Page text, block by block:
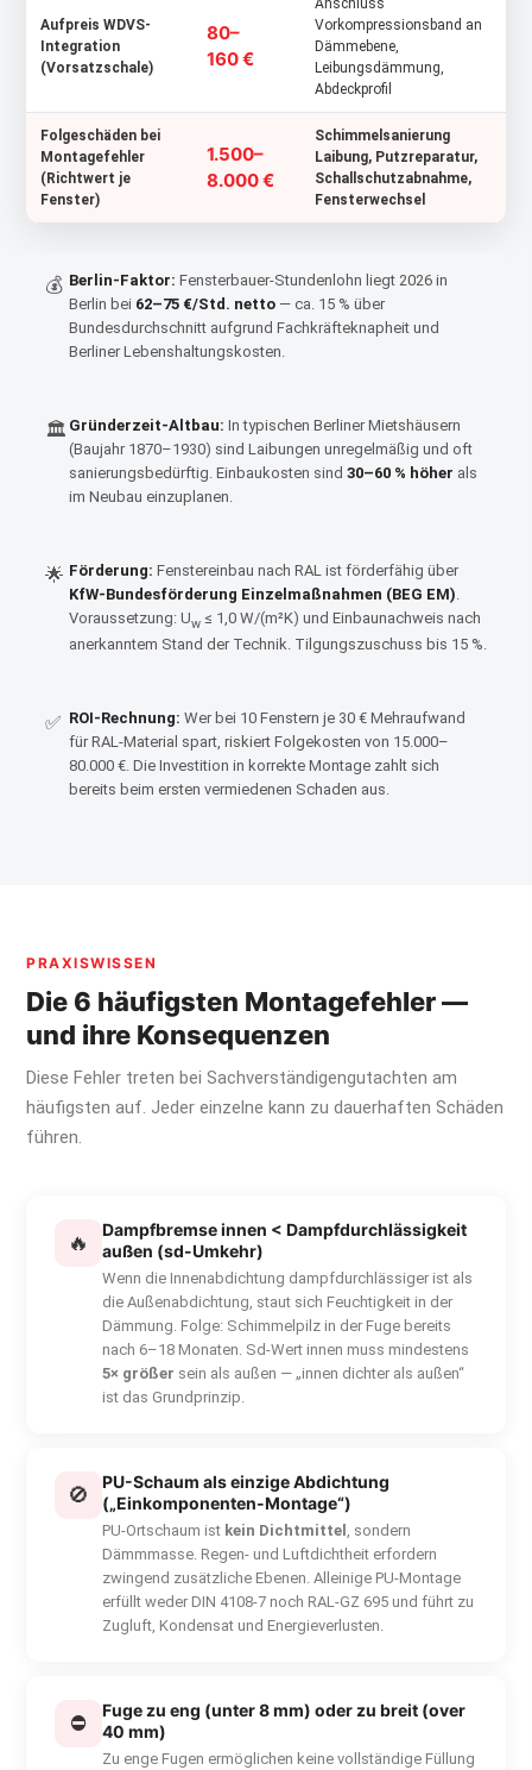
Aufpreis WDVS-
Integration
(Vorsatzschale)
80–
160 €
Vorkompressionsband an
Dämmebene,
Leibungsdämmung,
Abdeckprofil
Folgeschäden bei
Montagefehler
(Richtwert je
Fenster)
1.500–
8.000 €
Schimmelsanierung
Laibung, Putzreparatur,
Schallschutzabnahme,
Fensterwechsel
💰 Berlin-Faktor: Fensterbauer-Stundenlohn liegt 2026 in
Berlin bei 62–75 €/Std. netto — ca. 15 % über
Bundesdurchschnitt aufgrund Fachkräfteknapheit und
Berliner Lebenshaltungskosten.
🏛 Gründerzeit-Altbau: In typischen Berliner Mietshäusern
(Baujahr 1870–1930) sind Laibungen unregelmäßig und oft
sanierungsbedürftig. Einbaukosten sind 30–60 % höher als
im Neubau einzuplanen.
🌟 Förderung: Fenstereinbau nach RAL ist förderfähig über
KfW-Bundesförderung Einzelmaßnahmen (BEG EM)
Voraussetzung: Uw ≤ 1,0 W/(m²K) und Einbaunachweis nach
anerkanntem Stand der Technik. Tilgungszuschuss bis 15 %.
✅ ROI-Rechnung: Wer bei 10 Fenstern je 30 € Mehraufwand
für RAL-Material spart, riskiert Folgekosten von 15.000–
80.000 €. Die Investition in korrekte Montage zahlt sich
bereits beim ersten vermiedenen Schaden aus.
PRAXISWISSEN
Die 6 häufigsten Montagefehler —
und ihre Konsequenzen
Diese Fehler treten bei Sachverständigengutachten am
häufigsten auf. Jeder einzelne kann zu dauerhaften Schäden
führen.
🔥
Dampfbremse innen < Dampfdurchlässigkeit
außen (sd-Umkehr)
Wenn die Innenabdichtung dampfdurchlässiger ist als
die Außenabdichtung, staut sich Feuchtigkeit in der
Dämmung. Folge: Schimmelpilz in der Fuge bereits
nach 6–18 Monaten. Sd-Wert innen muss mindestens
5× größer sein als außen — „innen dichter als außen“
ist das Grundprinzip.
🚫
PU-Schaum als einzige Abdichtung
(„Einkomponenten-Montage“)
PU-Ortschaum ist kein Dichtmittel , sondern
Dämmmasse. Regen- und Luftdichtheit erfordern
zwingend zusätzliche Ebenen. Alleinige PU-Montage
erfüllt weder DIN 4108-7 noch RAL-GZ 695 und führt zu
Zugluft, Kondensat und Energieverlusten.
⛔
Fuge zu eng (unter 8 mm) oder zu breit (over
40 mm)
Zu enge Fugen ermöglichen keine vollständige Füllung